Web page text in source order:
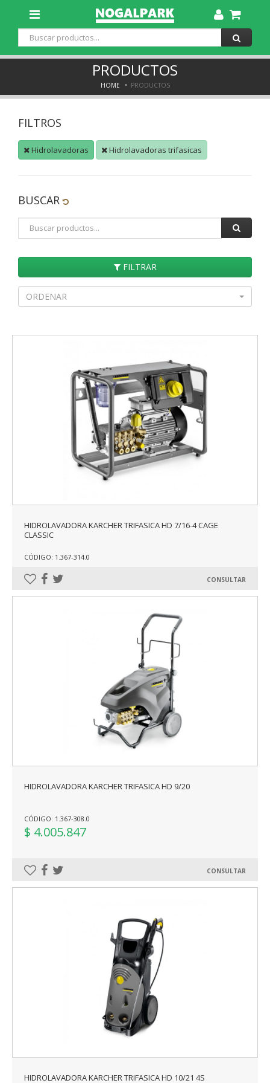
Toggle
Dropdown
PRODUCTOS
HOME PRODUCTOS
FILTROS
Hidrolavadoras Hidrolavadoras trifasicas
BUSCAR
FILTRAR
ORDENAR
HIDROLAVADORA KARCHER TRIFASICA HD 7/16-4 CAGE
CLASSIC
CÓDIGO: 1.367-314.0
CONSULTAR
HIDROLAVADORA KARCHER TRIFASICA HD 9/20
CÓDIGO: 1.367-308.0
$ 4.005.847
CONSULTAR
HIDROLAVADORA KARCHER TRIFASICA HD 10/21 4S